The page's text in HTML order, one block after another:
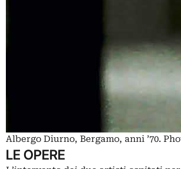
Albergo Diurno, Bergamo, anni ’70.
LE OPERE